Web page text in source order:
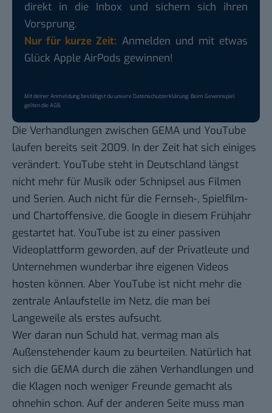
direkt in die Inbox und sichern sich ihren
Vorsprung.
Nur für kurze Zeit: Anmelden und mit etwas
Glück Apple AirPods gewinnen!
Mit deiner Anmeldung bestätigst du unsereDatenschutzerklärung. Beim Gewinnspiel
gelten dieAGB.
Die Verhandlungen zwischen GEMA und YouTube
laufen bereits seit 2009. In der Zeit hat sich einiges
verändert. YouTube steht in Deutschland längst
nicht mehr für Musik oder Schnipsel aus Filmen
und Serien. Auch nicht für die Fernseh-, Spielfilm-
und Chartoffensive, die Google in diesem Frühjahr
gestartet hat. YouTube ist zu einer passiven
Videoplattform geworden, auf der Privatleute und
Unternehmen wunderbar ihre eigenen Videos
hosten können. Aber YouTube ist nicht mehr die
zentrale Anlaufstelle im Netz, die man bei
Langeweile als erstes aufsucht.
Wer daran nun Schuld hat, vermag man als
Außenstehender kaum zu beurteilen. Natürlich hat
sich die GEMA durch die zähen Verhandlungen und
die Klagen noch weniger Freunde gemacht als
ohnehin schon. Auf der anderen Seite muss man